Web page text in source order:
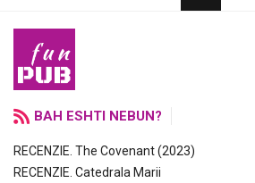
BAH ESHTI NEBUN?
RECENZIE. The Covenant (2023)
RECENZIE. Catedrala Marii